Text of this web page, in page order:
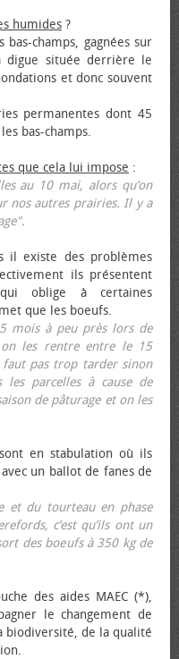
humides ?
champs, gagnées sur
située derrière le
et donc souvent
permanentes dont 45
bas-champs.
que cela lui impose :
au 10 mai, alors qu’on
nos autres prairies. Il y a
il existe des problèmes
ils présentent
oblige à certaines
que les bœufs.
mois à peu près lors de
les rentre entre le 15
pas trop tarder sinon
parcelles à cause de
de pâturage et on les
en stabulation où ils
un ballot de fanes de
et du tourteau en phase
c’est qu’ils ont un
des bœufs à 350 kg de
des aides MAEC (*),
le changement de
biodiversité, de la qualité